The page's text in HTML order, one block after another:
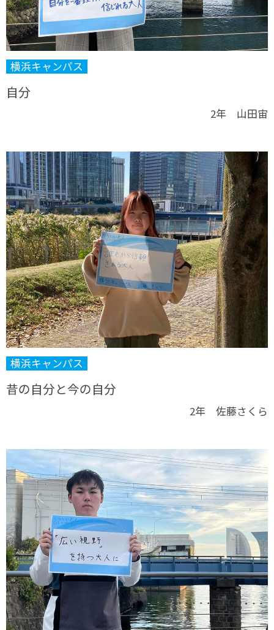
横浜キャンパス
自分
2年 山田宙
横浜キャンパス
昔の自分と今の自分
2年 佐藤さくら